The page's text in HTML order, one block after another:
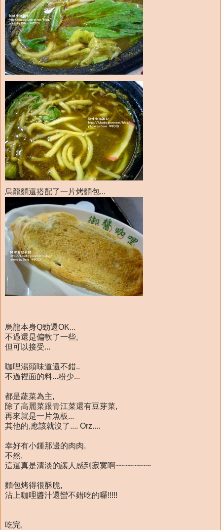
烏龍麵還搭配了一片烤麵包...
烏龍本身Q勁還OK...
不過還是偏軟了一些,
但可以接受...
咖哩湯頭味道還不錯..
不過裡面的料...粉少...
都是蔬菜為主,
除了高麗菜跟青江菜還有豆芽菜,
再來就是一片魚板...
其他的,應該就沒了.... Orz....
幸好有小鍾那邊的肉肉,
不然,
這還真是清淡的讓人感到寂寞啊~~~~~~~~
麵包烤得很酥脆,
沾上咖哩醬汁還蠻不錯吃的囉!!!!!
吃完,